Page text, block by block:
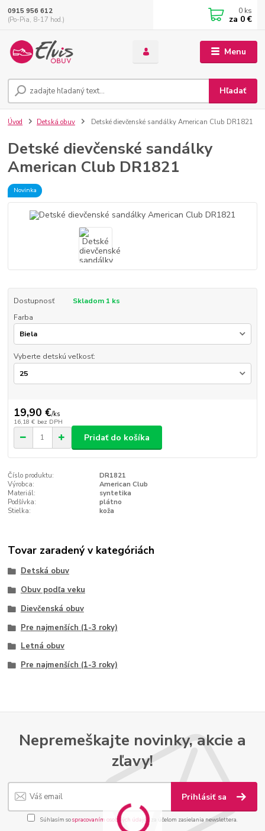
Menu
Hľadať
0915 956 612
(Po-Pia, 8-17 hod.)
0 ks
za 0 €
Úvod Detská obuv Detské dievčenské sandálky American Club DR1821
Detské dievčenské sandálky
American Club DR1821
Novinka
Dostupnosť
Skladom 1 ks
Farba
Vyberte detskú veľkosť:
19,90 €/ks
16,18 € bez DPH
Pridať do košíka
Číslo produktu:
DR1821
Výrobca:
American Club
Materiál:
syntetika
Podšívka:
plátno
Stielka:
koža
Tovar zaradený v kategóriách
Detská obuv
Obuv podľa veku
Dievčenská obuv
Pre najmenších (1-3 roky)
Letná obuv
Pre najmenších (1-3 roky)
Nepremeškajte novinky, akcie a
zľavy!
Prihlásiť sa
Súhlasím sospracovaním osobných údajovza účelom zasielania newslettera.